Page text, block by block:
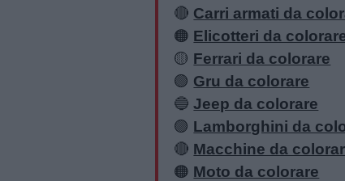
🔴 Carri armati da
🟠 Elicotteri da
🟡 Ferrari da colorare
🟢 Gru da colorare
🔵Jeep da colorare
🟣 Lamborghini da
🔴 Macchine da
🟠 Moto da colorare